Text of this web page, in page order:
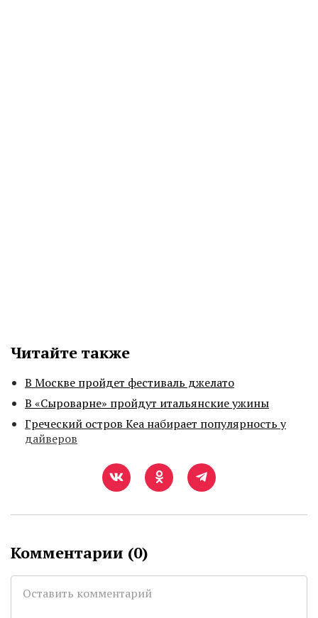
Читайте также
В Москве пройдет фестиваль джелато
В «Сыроварне» пройдут итальянские ужины
Греческий остров Кеа набирает популярность у
дайверов
Комментарии (0)